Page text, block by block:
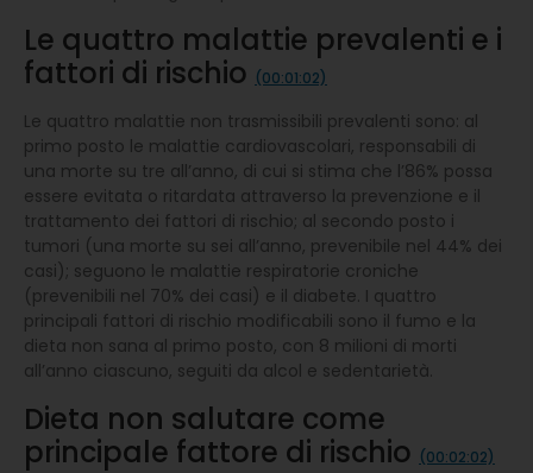
Le quattro malattie prevalenti e i
fattori di rischio (00:01:02)
Le quattro malattie non trasmissibili prevalenti sono: al
primo posto le malattie cardiovascolari, responsabili di
una morte su tre all’anno, di cui si stima che l’86% possa
essere evitata o ritardata attraverso la prevenzione e il
trattamento dei fattori di rischio; al secondo posto i
tumori (una morte su sei all’anno, prevenibile nel 44% dei
casi); seguono le malattie respiratorie croniche
(prevenibili nel 70% dei casi) e il diabete. I quattro
principali fattori di rischio modificabili sono il fumo e la
dieta non sana al primo posto, con 8 milioni di morti
all’anno ciascuno, seguiti da alcol e sedentarietà.
Dieta non salutare come
principale fattore di rischio (00:02:02)